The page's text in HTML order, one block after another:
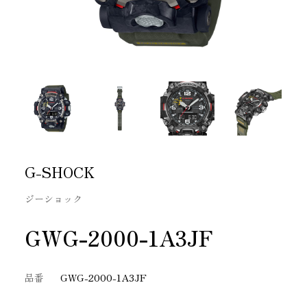
G-SHOCK
ジーショック
GWG-2000-1A3JF
品番
GWG-2000-1A3JF